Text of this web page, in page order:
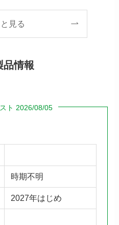
見る
品情報
ト 2026/08/05
時期不明
2027年はじめ